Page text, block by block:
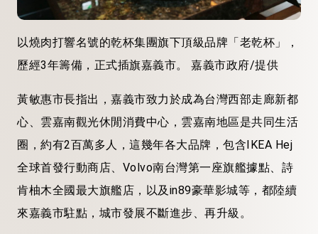
以燒肉打響名號的乾杯集團旗下頂級品牌「老乾杯」，
歷經3年籌備，正式插旗嘉義市。 嘉義市政府/提供
黃敏惠市長指出，嘉義市致力於成為台灣西部走廊新都
心、雲嘉南觀光休閒消費中心，雲嘉南地區是共同生活
圈，約有2百萬多人，這幾年各大品牌，包含IKEA Hej
全球首發行動商店、Volvo南台灣第一座旗艦據點、詩
肯柚木全國最大旗艦店，以及in89豪華影城等，都陸續
來嘉義市駐點，城市發展不斷進步、再升級。